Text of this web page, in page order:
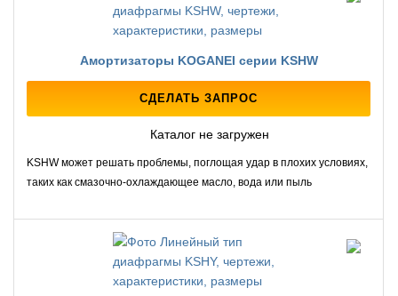
Амортизаторы KOGANEI серии KSHW
СДЕЛАТЬ ЗАПРОС
Каталог не загружен
KSHW может решать проблемы, поглощая удар в плохих условиях,
таких как смазочно-охлаждающее масло, вода или пыль